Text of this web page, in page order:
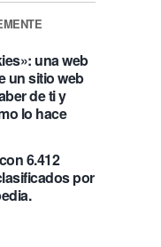
una web
un sitio web
de ti y
lo hace
6.412
por